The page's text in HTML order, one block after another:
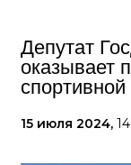
Депутат
оказывает
15 июля 2024,